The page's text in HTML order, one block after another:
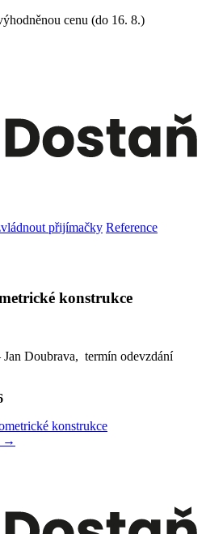
cenu (do 16. 8.)
přijímačky Reference
konstrukce
Doubrava, termín odevzdání
konstrukce
→